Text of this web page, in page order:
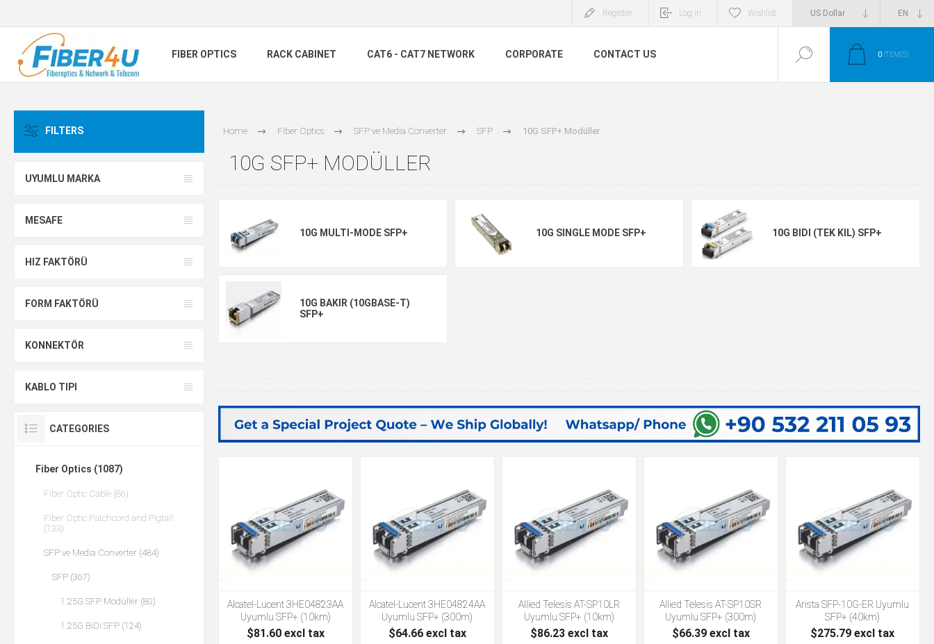
Register Log in Wishlist
FIBER OPTICS RACK CABINET CAT6 - CAT7 NETWORK CORPORATE CONTACT US 0 ITEM(S)
Home Fiber Optics SFP ve Media Converter SFP 10G SFP+ Modüller
10G SFP+ MODÜLLER
10G MULTI-MODE SFP+ 10G SINGLE MODE SFP+ 10G BIDI (TEK KIL) SFP+
10G BAKIR (10GBASE-T)
SFP+
Alcatel-Lucent 3HE04823AA
Uyumlu SFP+ (10km)
$81.60 excl tax
Alcatel-Lucent 3HE04824AA
Uyumlu SFP+ (300m)
$64.66 excl tax
Allied Telesis AT-SP10LR
Uyumlu SFP+ (10km)
$86.23 excl tax
Allied Telesis AT-SP10SR
Uyumlu SFP+ (300m)
$66.39 excl tax
Arista SFP-10G-ER Uyumlu
SFP+ (40km)
$275.79 excl tax
FILTERS
UYUMLU MARKA
MESAFE
HIZ FAKTÖRÜ
FORM FAKTÖRÜ
KONNEKTÖR
KABLO TIPI
CATEGORIES
Fiber Optics (1087)
Fiber Optic Cable (86)
Fiber Optic Patchcord and Pigtail
(133)
SFP ve Media Converter (484)
SFP (367)
1.25G SFP Modüller (80)
1.25G BiDi SFP (124)